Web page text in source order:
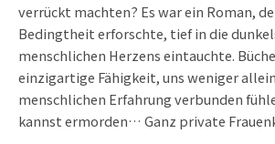
verrückt machten? Es war ein Roman,
Bedingtheit erforschte, tief in die
menschlichen Herzens eintauchte.
einzigartige Fähigkeit, uns weniger
menschlichen Erfahrung verbunden
kannst ermorden… Ganz private